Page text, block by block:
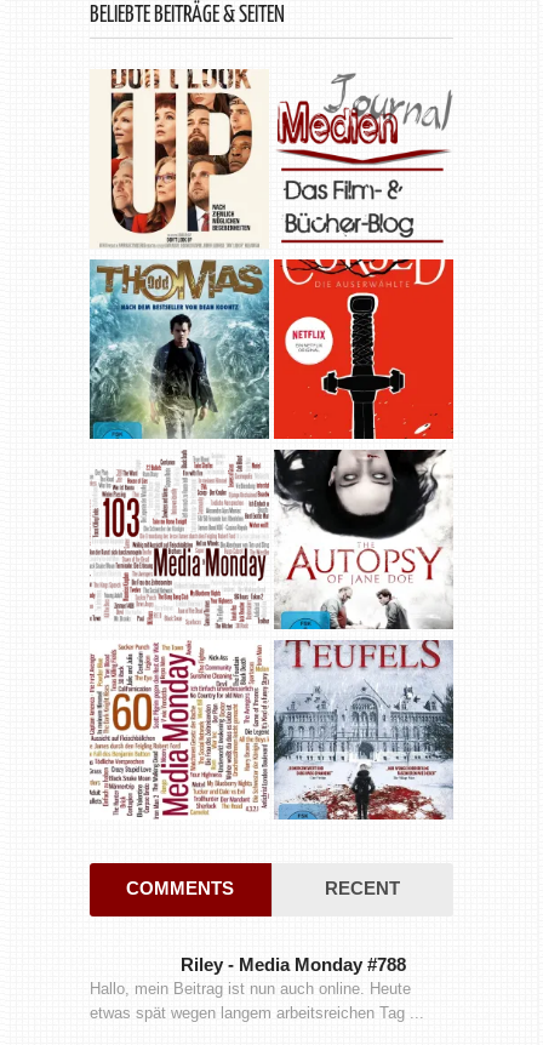
BELIEBTE BEITRÄGE & SEITEN
COMMENTS RECENT
Riley - Media Monday #788
Hallo, mein Beitrag ist nun auch online. Heute
etwas spät wegen langem arbeitsreichen Tag ...